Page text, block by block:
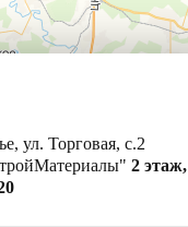
ул. Торговая, с.2
2 этаж,